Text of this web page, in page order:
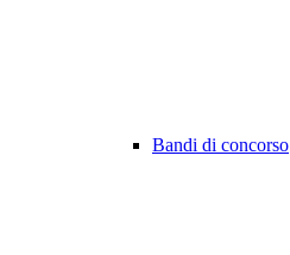
Bandi di concorso